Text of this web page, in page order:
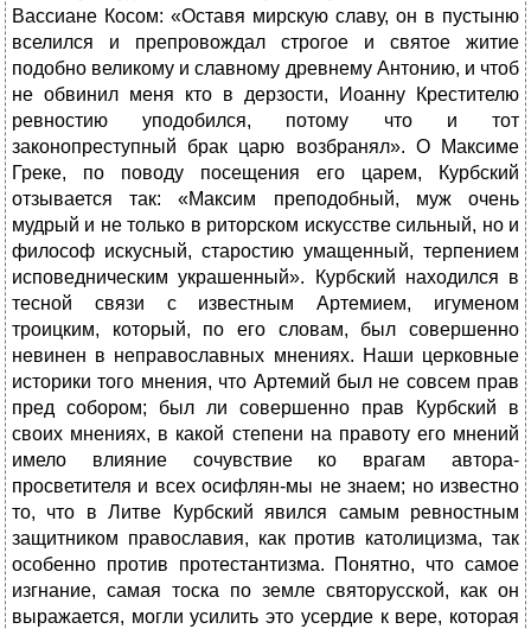
Вассиане Косом: «Оставя мирскую славу, он в пустыню
вселился и препровождал строгое и святое житие
подобно великому и славному древнему Антонию, и чтоб
не обвинил меня кто в дерзости, Иоанну Крестителю
ревностию уподобился, потому что и тот
законопреступный брак царю возбранял». О Максиме
Греке, по поводу посещения его царем, Курбский
отзывается так: «Максим преподобный, муж очень
мудрый и не только в риторском искусстве сильный, но и
философ искусный, старостию умащенный, терпением
исповедническим украшенный». Курбский находился в
тесной связи с известным Артемием, игуменом
троицким, который, по его словам, был совершенно
невинен в неправославных мнениях. Наши церковные
историки того мнения, что Артемий был не совсем прав
пред собором; был ли совершенно прав Курбский в
своих мнениях, в какой степени на правоту его мнений
имело влияние сочувствие ко врагам автора-
просветителя и всех осифлян-мы не знаем; но известно
то, что в Литве Курбский явился самым ревностным
защитником православия, как против католицизма, так
особенно против протестантизма. Понятно, что самое
изгнание, самая тоска по земле святорусской, как он
выражается, могли усилить это усердие к вере, которая